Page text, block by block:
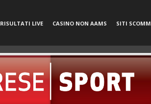
RISULTATI LIVE CASINO NON AAMS SITI